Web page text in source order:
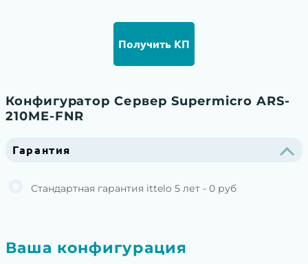
Получить КП
Конфигуратор Сервер Supermicro ARS-
210ME-FNR
Гарантия
Стандартная гарантия ittelo 5 лет - 0 руб
Ваша конфигурация